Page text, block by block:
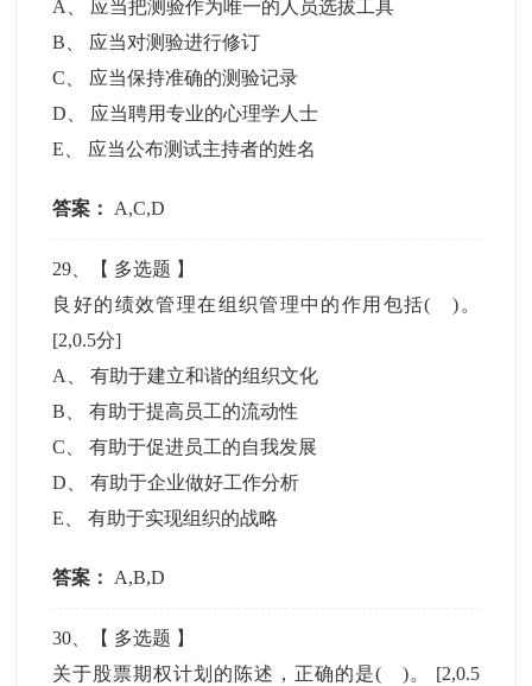
A
应当把测验作为唯一的人员选拔工具
B
应当对测验进行修订
C
应当保持准确的测验记录
D
应当聘用专业的心理学人士
E
应当公布测试主持者的姓名
答案： A,C,D
29 、【 多选题 】
良好的绩效管理在组织管理中的作用包括( )。
[2,0.5分]
A
、有助于建立和谐的组织文化
B 、有助于提高员工的流动性
C 、有助于促进员工的自我发展
D 、有助于企业做好工作分析
E 、有助于实现组织的战略
答案： A,B,D
30 、【 多选题 】
关于股票期权计划的陈述，正确的是( )。 [2,0.5